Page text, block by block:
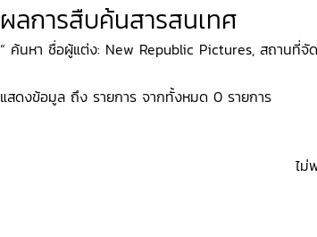
ผลการสืบค้นสารสนเทศ
“ ค้นหา ชื่อผู้แต่ง: New Republic Pictures, สถานที่
แสดงข้อมูล ถึง รายการ จากทั้งหมด 0 รายการ
ไม่